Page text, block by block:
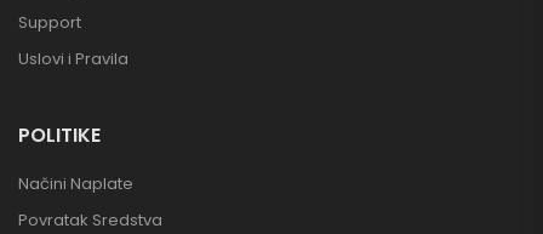
Support
Uslovi i Pravila
POLITIKE
Načini Naplate
Povratak Sredstva